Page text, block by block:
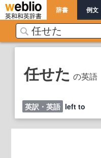
英和和英辞書
辞書 例文
任せた の英語
英訳・英語 left to